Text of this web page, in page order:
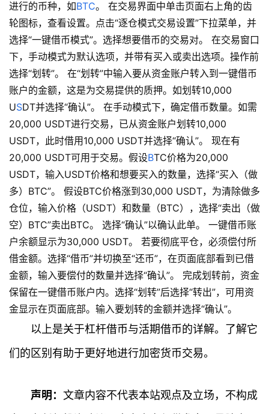
讯
专
题
百
科
进行的币种，如BTC。 在交易界面中单击页面右上角的齿
轮图标，查看设置。点击“逐仓模式交易设置”下拉菜单，并
选择“一键借币模式”。选择想要借币的交易对。 在交易窗口
下，手动模式为默认选项，并带有买入或卖出选项。操作前
选择“划转”。 在“划转”中输入要从资金账户转入到一键借币
账户的金额，这是为交易提供的质押。如划转10,000
USDT并选择“确认”。 在手动模式下，确定借币数量。如需
20,000 USDT进行交易，已从资金账户划转10,000
USDT，此时借用10,000 USDT并选择“确认”。 现在有
20,000 USDT可用于交易。假设BTC价格为20,000
USDT，输入USDT价格和想要买入的数量，选择“买入（做
多）BTC”。 假设BTC价格涨到30,000 USDT，为清除做多
仓位，输入价格（USDT）和数量（BTC），选择“卖出（做
空）BTC”卖出BTC。 选择“确认”以确认此单。 一键借币账
户余额显示为30,000 USDT。 若要彻底平仓，必须偿付所
借金额。选择“借币”并切换至“还币”，在页面底部看到已借
金额，输入要偿付的数量并选择“确认”。 完成划转前，资金
保留在一键借币账户内。选择“划转”后选择“转出”，可用资
金显示在页面底部。输入要划转的金额并选择“确认”。
以上是关于杠杆借币与活期借币的详解。了解它
们的区别有助于更好地进行加密货币交易。
声明： 文章内容不代表本站观点及立场，不构成